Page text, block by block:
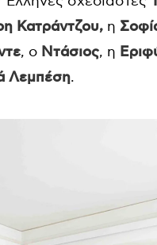
Κατράντζου, η
, ο Ντάσιος, η
Λεμπέση.